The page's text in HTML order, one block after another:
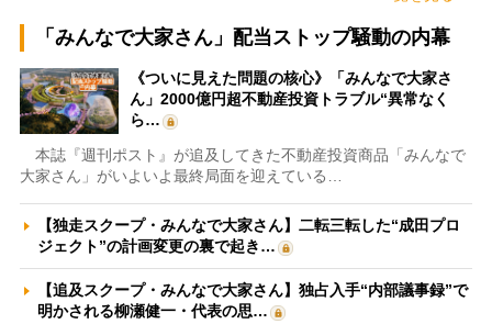
「みんなで大家さん」配当ストップ騒動の内幕
《ついに見えた問題の核心》「みんなで大家さ
ん」2000億円超不動産投資トラブル“異常なく
ら…
本誌『週刊ポスト』が追及してきた不動産投資商品「みんなで
大家さん」がいよいよ最終局面を迎えている…
【独走スクープ・みんなで大家さん】二転三転した“成田プロ
ジェクト”の計画変更の裏で起き…
【追及スクープ・みんなで大家さん】独占入手“内部議事録”で
明かされる柳瀬健一・代表の思…